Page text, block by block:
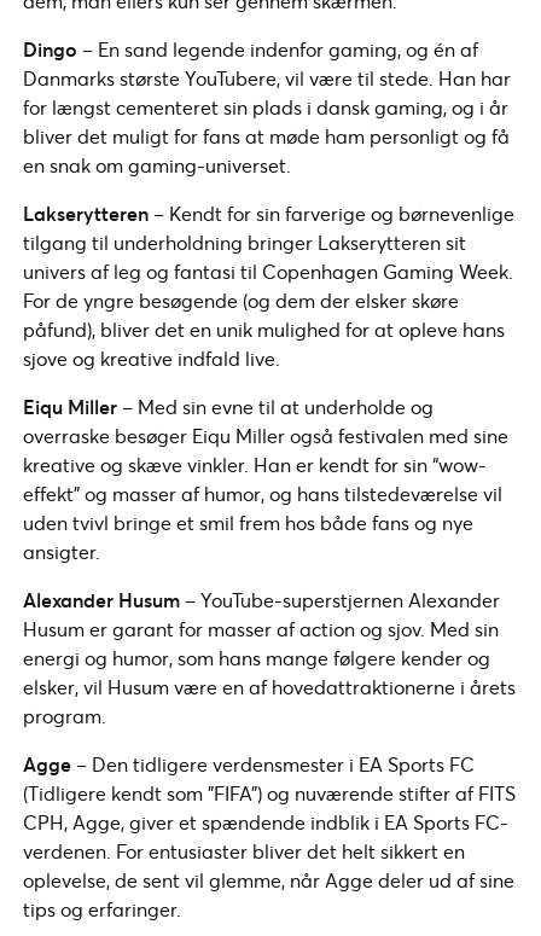
Dingo – En sand legende indenfor gaming, og én af
Danmarks største YouTubere, vil være til stede. Han har
for længst cementeret sin plads i dansk gaming, og i år
bliver det muligt for fans at møde ham personligt og få
en snak om gaming-universet.
Lakserytteren– Kendt for sin farverige og børnevenlige
tilgang til underholdning bringer Lakserytteren sit
univers af leg og fantasi til Copenhagen Gaming Week.
For de yngre besøgende (og dem der elsker skøre
påfund), bliver det en unik mulighed for at opleve hans
sjove og kreative indfald live.
Eiqu Miller– Med sin evne til at underholde og
overraske besøger Eiqu Miller også festivalen med sine
kreative og skæve vinkler. Han er kendt for sin “wow-
effekt” og masser af humor, og hans tilstedeværelse vil
uden tvivl bringe et smil frem hos både fans og nye
ansigter.
Alexander Husum– YouTube-superstjernen Alexander
Husum er garant for masser af action og sjov. Med sin
energi og humor, som hans mange følgere kender og
elsker, vil Husum være en af hovedattraktionerne i årets
program.
Agge– Den tidligere verdensmester i EA Sports FC
(Tidligere kendt som ”FIFA”) og nuværende stifter af FITS
CPH, Agge, giver et spændende indblik i EA Sports FC-
verdenen. For entusiaster bliver det helt sikkert en
oplevelse, de sent vil glemme, når Agge deler ud af sine
tips og erfaringer.